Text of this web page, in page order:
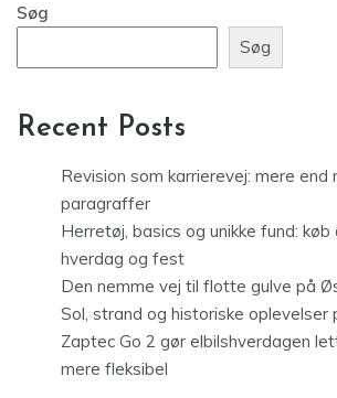
Søg
Søg
Recent Posts
Revision som karrierevej: mere end
paragraffer
Herretøj, basics og unikke fund:
hverdag og fest
Den nemme vej til flotte gulve på
Sol, strand og historiske oplevelser
Zaptec Go 2 gør elbilshverdagen
mere fleksibel